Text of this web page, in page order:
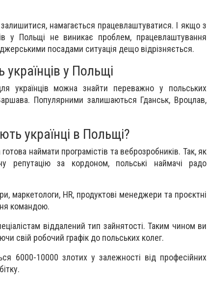
намагається працевлаштуватися. І якщо з
у Польщі не виникає проблем, працевлаштування
посадами ситуація дещо відрізняється.
у Польщі
українців можна знайти переважно у польських
Популярними залишаються Гданськ, Вроцлав,
українці в Польщі?
наймати програмістів та веброзробників. Так, як
репутацію за кордоном, польські наймачі радо
маркетологи, HR, продуктові менеджери та проєктні
командою.
віддалений тип зайнятості. Таким чином ви
свій робочий графік до польських колег.
6000-10000 злотих у залежності від професійних